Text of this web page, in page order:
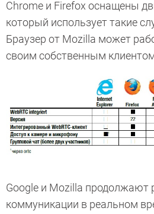
Chrome и Firefox оснащены
который использует такие
Браузер от Mozilla может
своим собственным
Google и Mozilla продолжают
коммуникации в реальном